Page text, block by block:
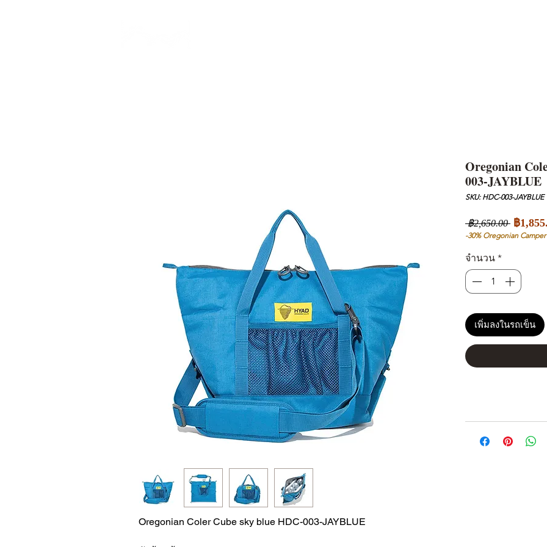
Oregonian Coler Cube sky blue HDC-003-JAYBLUE
Oregonian
003-JAYBLUE
SKU: HDC-003-JAYBLUE
฿2,650.00 ราคา
ปกติ
฿
-30% Oregonian Camper
จำนวน *
เพิ่มลงในรถเข็น